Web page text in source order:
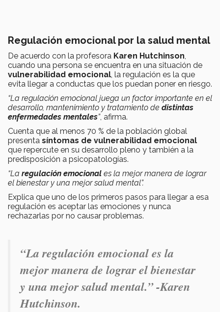
Regulación emocional por la salud mental
De acuerdo con la profesora Karen Hutchinson
cuando una persona se encuentra en una situación de
vulnerabilidad emocional , la regulación es la que
evita llegar a conductas que los puedan poner en riesgo.
“La regulación emocional juega un factor importante en el
desarrollo, mantenimiento y tratamiento de distintas
enfermedades mentales”, afirma.
Cuenta que al menos 70 % de la población global
presenta síntomas de vulnerabilidad emocional
que repercute en su desarrollo pleno y también a la
predisposición a psicopatologías.
“La regulación emocional es la mejor manera de lograr
el bienestar y una mejor salud mental”.
Explica que uno de los primeros pasos para llegar a esa
regulación es aceptar las emociones y nunca
rechazarlas por no causar problemas.
“La regulación emocional es la
mejor manera de lograr el bienestar
y una mejor salud mental.” -Karen
Hutchinson.